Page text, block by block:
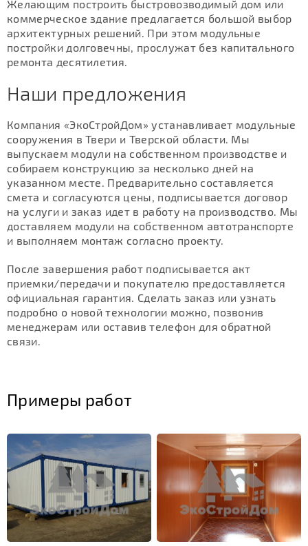
Желающим построить быстровозводимый дом или
коммерческое здание предлагается большой выбор
архитектурных решений. При этом модульные
постройки долговечны, прослужат без капитального
ремонта десятилетия.
Наши предложения
Компания «ЭкоСтройДом» устанавливает модульные
сооружения в Твери и Тверской области. Мы
выпускаем модули на собственном производстве и
собираем конструкцию за несколько дней на
указанном месте. Предварительно составляется
смета и согласуются цены, подписывается договор
на услуги и заказ идет в работу на производство. Мы
доставляем модули на собственном автотранспорте
и выполняем монтаж согласно проекту.
После завершения работ подписывается акт
приемки/передачи и покупателю предоставляется
официальная гарантия. Сделать заказ или узнать
подробно о новой технологии можно, позвонив
менеджерам или оставив телефон для обратной
связи.
Примеры работ